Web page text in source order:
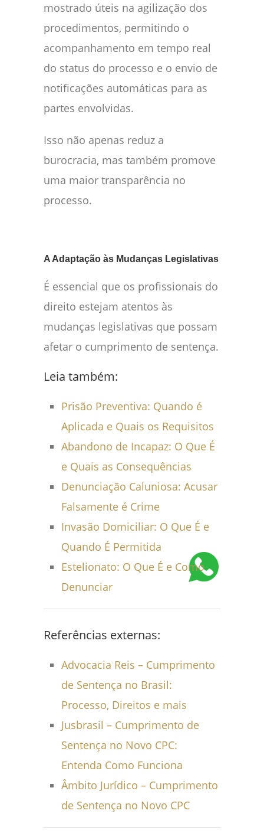
mostrado úteis na agilização dos
procedimentos, permitindo o
acompanhamento em tempo real
do status do processo e o envio de
notificações automáticas para as
partes envolvidas.
Isso não apenas reduz a
burocracia, mas também promove
uma maior transparência no
processo.
A Adaptação às Mudanças Legislativas
É essencial que os profissionais do
direito estejam atentos às
mudanças legislativas que possam
afetar o cumprimento de sentença.
Leia também:
Prisão Preventiva: Quando é
Aplicada e Quais os Requisitos
Abandono de Incapaz: O Que É
e Quais as Consequências
Denunciação Caluniosa: Acusar
Falsamente é Crime
Invasão Domiciliar: O Que É e
Quando É Permitida
Estelionato: O Que É e Como
Denunciar
Referências externas:
Advocacia Reis – Cumprimento
de Sentença no Brasil:
Processo, Direitos e mais
Jusbrasil – Cumprimento de
Sentença no Novo CPC:
Entenda Como Funciona
Âmbito Jurídico – Cumprimento
de Sentença no Novo CPC